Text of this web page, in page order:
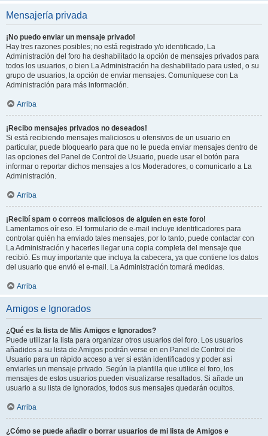
Mensajería privada
¡No puedo enviar un mensaje privado!
Hay tres razones posibles; no está registrado y/o identificado, La
Administración del foro ha deshabilitado la opción de mensajes privados para
todos los usuarios, o bien La Administración ha deshabilitado para usted, o su
grupo de usuarios, la opción de enviar mensajes. Comuníquese con La
Administración para más información.
Arriba
¡Recibo mensajes privados no deseados!
Si está recibiendo mensajes maliciosos u ofensivos de un usuario en
particular, puede bloquearlo para que no le pueda enviar mensajes dentro de
las opciones del Panel de Control de Usuario, puede usar el botón para
informar o reportar dichos mensajes a los Moderadores, o comunicarlo a La
Administración.
Arriba
¡Recibí spam o correos maliciosos de alguien en este foro!
Lamentamos oír eso. El formulario de e-mail incluye identificadores para
controlar quién ha enviado tales mensajes, por lo tanto, puede contactar con
La Administración y hacerles llegar una copia completa del mensaje que
recibió. Es muy importante que incluya la cabecera, ya que contiene los datos
del usuario que envió el e-mail. La Administración tomará medidas.
Arriba
Amigos e Ignorados
¿Qué es la lista de Mis Amigos e Ignorados?
Puede utilizar la lista para organizar otros usuarios del foro. Los usuarios
añadidos a su lista de Amigos podrán verse en en Panel de Control de
Usuario para un rápido acceso a ver si están identificados y poder así
enviarles un mensaje privado. Según la plantilla que utilice el foro, los
mensajes de estos usuarios pueden visualizarse resaltados. Si añade un
usuario a su lista de Ignorados, todos sus mensajes quedarán ocultos.
Arriba
¿Cómo se puede añadir o borrar usuarios de mi lista de Amigos e